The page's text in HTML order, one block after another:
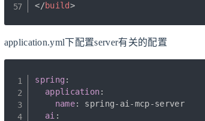
</build>
application.yml下配置server有关的配置
spring :
application:
name: spring- ai -mcp-server
ai :